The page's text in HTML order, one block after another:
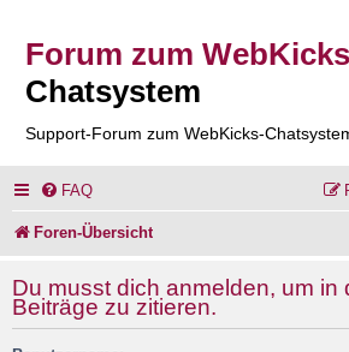
Forum zum
Chatsystem
Support-Forum zum WebKicks-
FAQ
Foren-Übersicht
Du musst dich anmelden, um in
Beiträge zu zitieren.